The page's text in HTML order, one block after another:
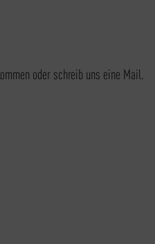
oder schreib uns eine Mail.